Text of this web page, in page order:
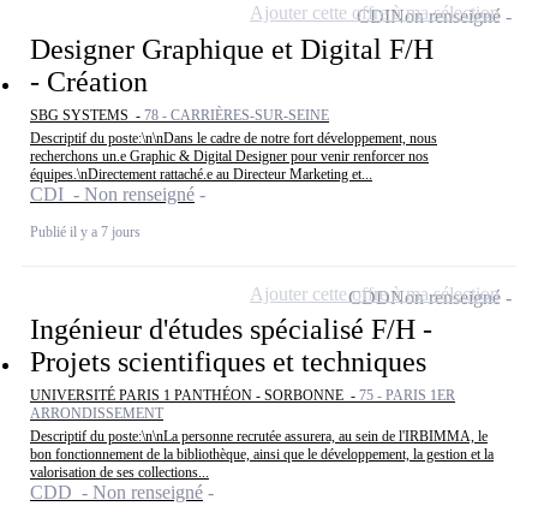
Designer Graphique et Digital F/H
- Création
SBG SYSTEMS - 78 - CARRIÈRES-SUR-SEINE
Descriptif du poste:\n\nDans le cadre de notre fort développement, nous
recherchons un.e Graphic & Digital Designer pour venir renforcer nos
équipes.\nDirectement rattaché.e au Directeur Marketing et...
CDI - Non renseigné
Publié il y a 7 jours
CDINon renseigné
Ajouter cette offre à ma sélection
Ingénieur d'études spécialisé F/H -
Projets scientifiques et techniques
UNIVERSITÉ PARIS 1 PANTHÉON - SORBONNE - 75 - PARIS 1ER
ARRONDISSEMENT
Descriptif du poste:\n\nLa personne recrutée assurera, au sein de l'IRBIMMA, le
bon fonctionnement de la bibliothèque, ainsi que le développement, la gestion et la
valorisation de ses collections...
CDD - Non renseigné
CDDNon renseigné
Ajouter cette offre à ma sélection